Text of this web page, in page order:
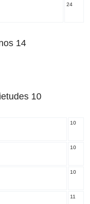
24
14
10
10
10
10
11